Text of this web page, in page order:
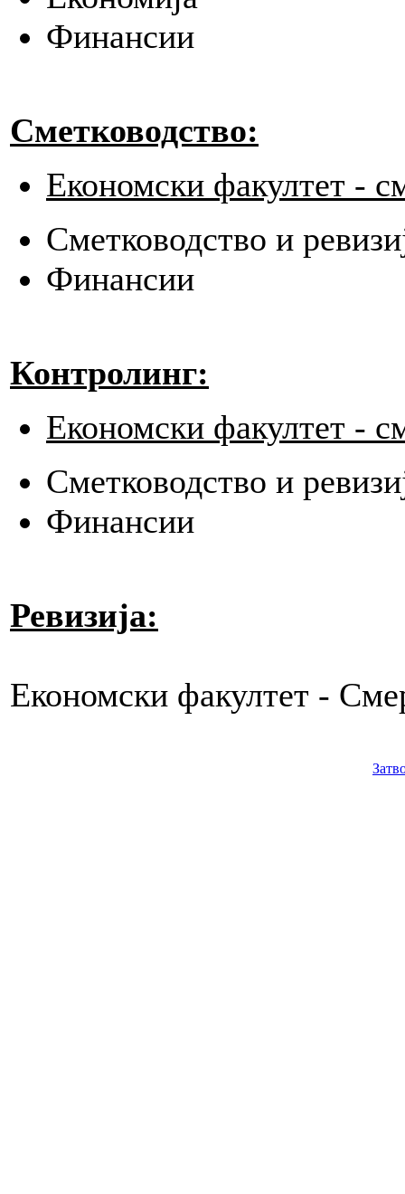
Финансии
Сметководство:
Економски факултет -
Сметководство и
Финансии
Контролинг:
Економски факултет -
Сметководство и
Финансии
Ревизија:
Економски факултет -